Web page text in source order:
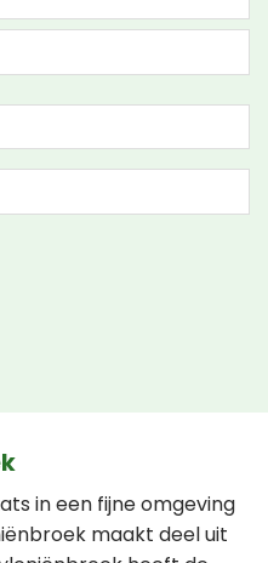
in een fijne omgeving
maakt deel uit